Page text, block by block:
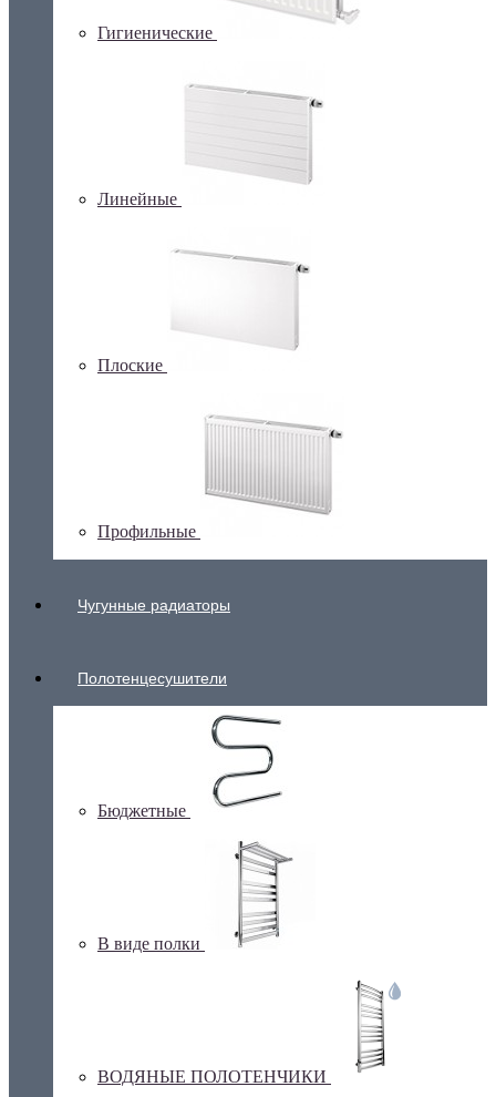
Гигиенические
Линейные
Плоские
Профильные
Чугунные радиаторы
Полотенцесушители
Бюджетные
В виде полки
ВОДЯНЫЕ ПОЛОТЕНЧИКИ